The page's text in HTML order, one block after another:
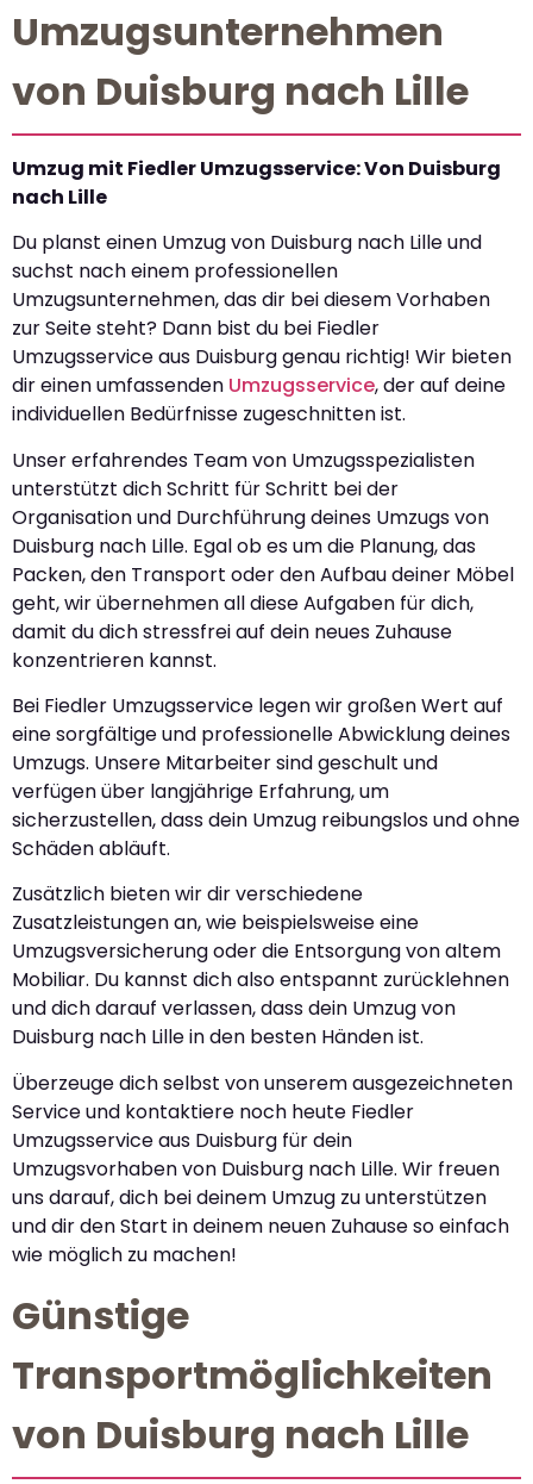
Umzugsunternehmen
von Duisburg nach Lille
Umzug mit Fiedler Umzugsservice: Von Duisburg
nach Lille
Du planst einen Umzug von Duisburg nach Lille und
suchst nach einem professionellen
Umzugsunternehmen, das dir bei diesem Vorhaben
zur Seite steht? Dann bist du bei Fiedler
Umzugsservice aus Duisburg genau richtig! Wir bieten
dir einen umfassenden Umzugsservice, der auf deine
individuellen Bedürfnisse zugeschnitten ist.
Unser erfahrendes Team von Umzugsspezialisten
unterstützt dich Schritt für Schritt bei der
Organisation und Durchführung deines Umzugs von
Duisburg nach Lille. Egal ob es um die Planung, das
Packen, den Transport oder den Aufbau deiner Möbel
geht, wir übernehmen all diese Aufgaben für dich,
damit du dich stressfrei auf dein neues Zuhause
konzentrieren kannst.
Bei Fiedler Umzugsservice legen wir großen Wert auf
eine sorgfältige und professionelle Abwicklung deines
Umzugs. Unsere Mitarbeiter sind geschult und
verfügen über langjährige Erfahrung, um
sicherzustellen, dass dein Umzug reibungslos und ohne
Schäden abläuft.
Zusätzlich bieten wir dir verschiedene
Zusatzleistungen an, wie beispielsweise eine
Umzugsversicherung oder die Entsorgung von altem
Mobiliar. Du kannst dich also entspannt zurücklehnen
und dich darauf verlassen, dass dein Umzug von
Duisburg nach Lille in den besten Händen ist.
Überzeuge dich selbst von unserem ausgezeichneten
Service und kontaktiere noch heute Fiedler
Umzugsservice aus Duisburg für dein
Umzugsvorhaben von Duisburg nach Lille. Wir freuen
uns darauf, dich bei deinem Umzug zu unterstützen
und dir den Start in deinem neuen Zuhause so einfach
wie möglich zu machen!
Günstige
Transportmöglichkeiten
von Duisburg nach Lille